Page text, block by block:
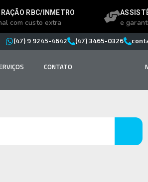
RBC/INMETRO
com custo extra e
(47) 9 9245-4642 (47) 3465-0326
CONTATO